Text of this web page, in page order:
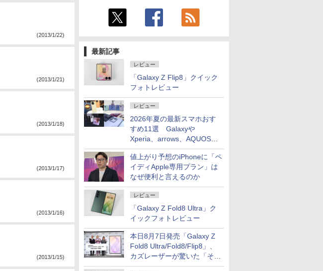
最新記事
レビュー
「Galaxy Z Flip8」クイック
フォトレビュー
レビュー
2026年夏の最新スマホおす
すめ11選 Galaxyや
Xperia、arrows、AQUOSな
ど注目機種の特徴は
値上がり予想のiPhoneに「ペ
イディApple専用プラン」は
なぜ便利と言えるのか
レビュー
「Galaxy Z Fold8 Ultra」ク
イックフォトレビュー
本日8月7日発売「Galaxy Z
Fold8 Ultra/Fold8/Flip8」、
カズレーザーが驚いた「そば
屋のメニュー並みの薄さ」
(2013/1/22)
(2013/1/21)
(2013/1/18)
(2013/1/17)
(2013/1/16)
(2013/1/15)